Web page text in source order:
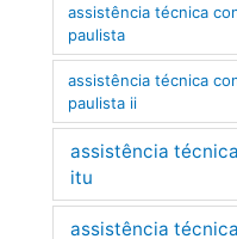
assistência técnica
paulista
assistência técnica
paulista ii
assistência
itu
assistência